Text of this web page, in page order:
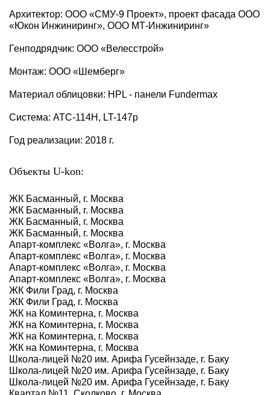
Архитектор: ООО «СМУ-9 Проект», проект фасада ООО
«Юкон Инжиниринг», ООО МТ-Инжиниринг»
Генподрядчик: ООО «Велесстрой»
Монтаж: ООО «Шемберг»
Материал облицовки: HPL - панели Fundermax
Система: АТС-114H, LT-147p
Год реализации: 2018 г.
Объекты U-kon:
ЖК Басманный, г. Москва
ЖК Басманный, г. Москва
ЖК Басманный, г. Москва
ЖК Басманный, г. Москва
Апарт-комплекс «Волга», г. Москва
Апарт-комплекс «Волга», г. Москва
Апарт-комплекс «Волга», г. Москва
Апарт-комплекс «Волга», г. Москва
ЖК Фили Град, г. Москва
ЖК Фили Град, г. Москва
ЖК на Коминтерна, г. Москва
ЖК на Коминтерна, г. Москва
ЖК на Коминтерна, г. Москва
ЖК на Коминтерна, г. Москва
Школа-лицей №20 им. Арифа Гусейнзаде, г. Баку
Школа-лицей №20 им. Арифа Гусейнзаде, г. Баку
Школа-лицей №20 им. Арифа Гусейнзаде, г. Баку